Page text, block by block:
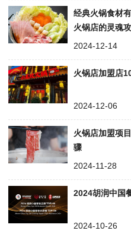
经典火锅食材
火锅店的灵魂
2024-12-14
火锅店加盟店
2024-12-06
火锅店加盟项
骤
2024-11-28
2024胡润中国
2024-10-26